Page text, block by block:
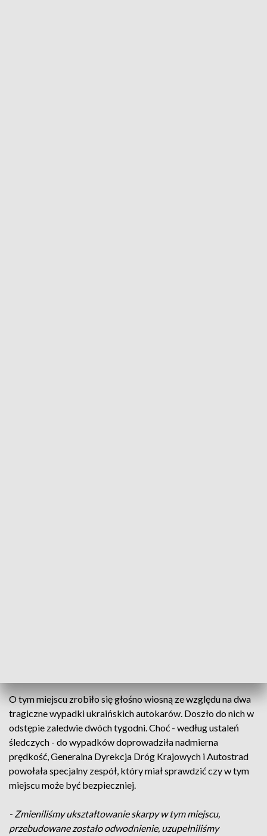
O tym miejscu zrobiło się głośno wiosną ze względu na dwa
tragiczne wypadki ukraińskich autokarów. Doszło do nich w
odstępie zaledwie dwóch tygodni. Choć - według ustaleń
śledczych - do wypadków doprowadziła nadmierna
prędkość, Generalna Dyrekcja Dróg Krajowych i Autostrad
powołała specjalny zespół, który miał sprawdzić czy w tym
miejscu może być bezpieczniej.
- Zmieniliśmy ukształtowanie skarpy w tym miejscu,
przebudowane zostało odwodnienie, uzupełniliśmy